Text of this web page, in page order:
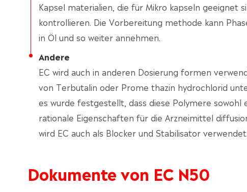
Kapsel materialien, die für Mikro kapseln geeignet
kontrollieren. Die Vorbereitung methode kann
in Öl und so weiter annehmen.
Andere
EC wird auch in anderen Dosierung formen
von Terbutalin oder Prome thazin hydrochlorid
es wurde festgestellt, dass diese Polymere
rationale Eigenschaften für die Arzneimittel
wird EC auch als Blocker und Stabilisator verwendet.
Dokumente von EC N50